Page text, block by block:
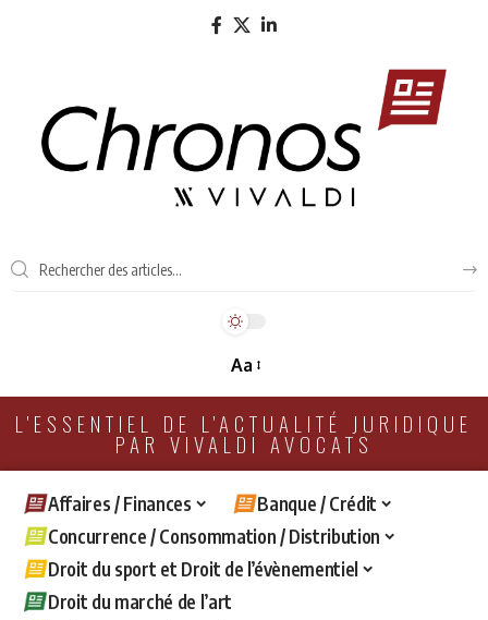
Aa
L'ESSENTIEL DE L'ACTUALITÉ JURIDIQUE
PAR VIVALDI AVOCATS
Affaires / Finances
Banque / Crédit
Concurrence / Consommation / Distribution
Droit du sport et Droit de l’évènementiel
Droit du marché de l’art